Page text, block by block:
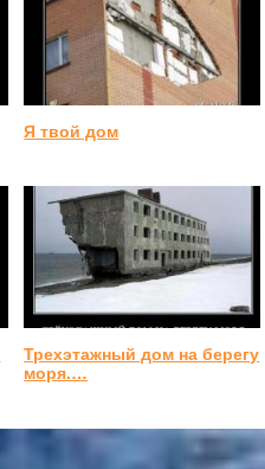
Я твой дом
Трехэтажный дом на берегу
моря.…